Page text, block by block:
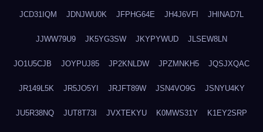
JCD31IQM JDNJWU0K JFPHG64E JH4J6VFI JHINAD7L
JJWW79U9 JK5YG3SW JKYPYWUD JLSEW8LN
JO1U5CJB JOYPUJ85 JP2KNLDW JPZMNKH5 JQSJXQAC
JR149L5K JR5JO5YI JRJFT89W JSN4VO9G JSNYU4KY
JU5R38NQ JUT8T73I JVXTEKYU K0MWS31Y K1EY2SRP